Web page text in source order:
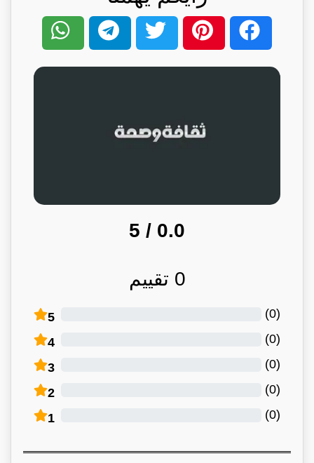
0.0
/ 5
0 تقييم
5 (
0
)
4 (
0
)
3 (
0
)
2 (
0
)
1 (
0
)